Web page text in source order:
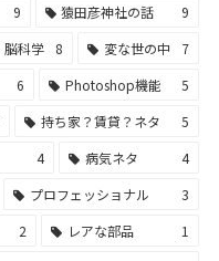
9 猿田彦神社の話
9
脳科学 8 変な世の中
7
6 Photoshop機能
5
持ち家？賃貸？ネタ
5
4 病気ネタ
4
プロフェッショナル
3
2 レアな部品
1